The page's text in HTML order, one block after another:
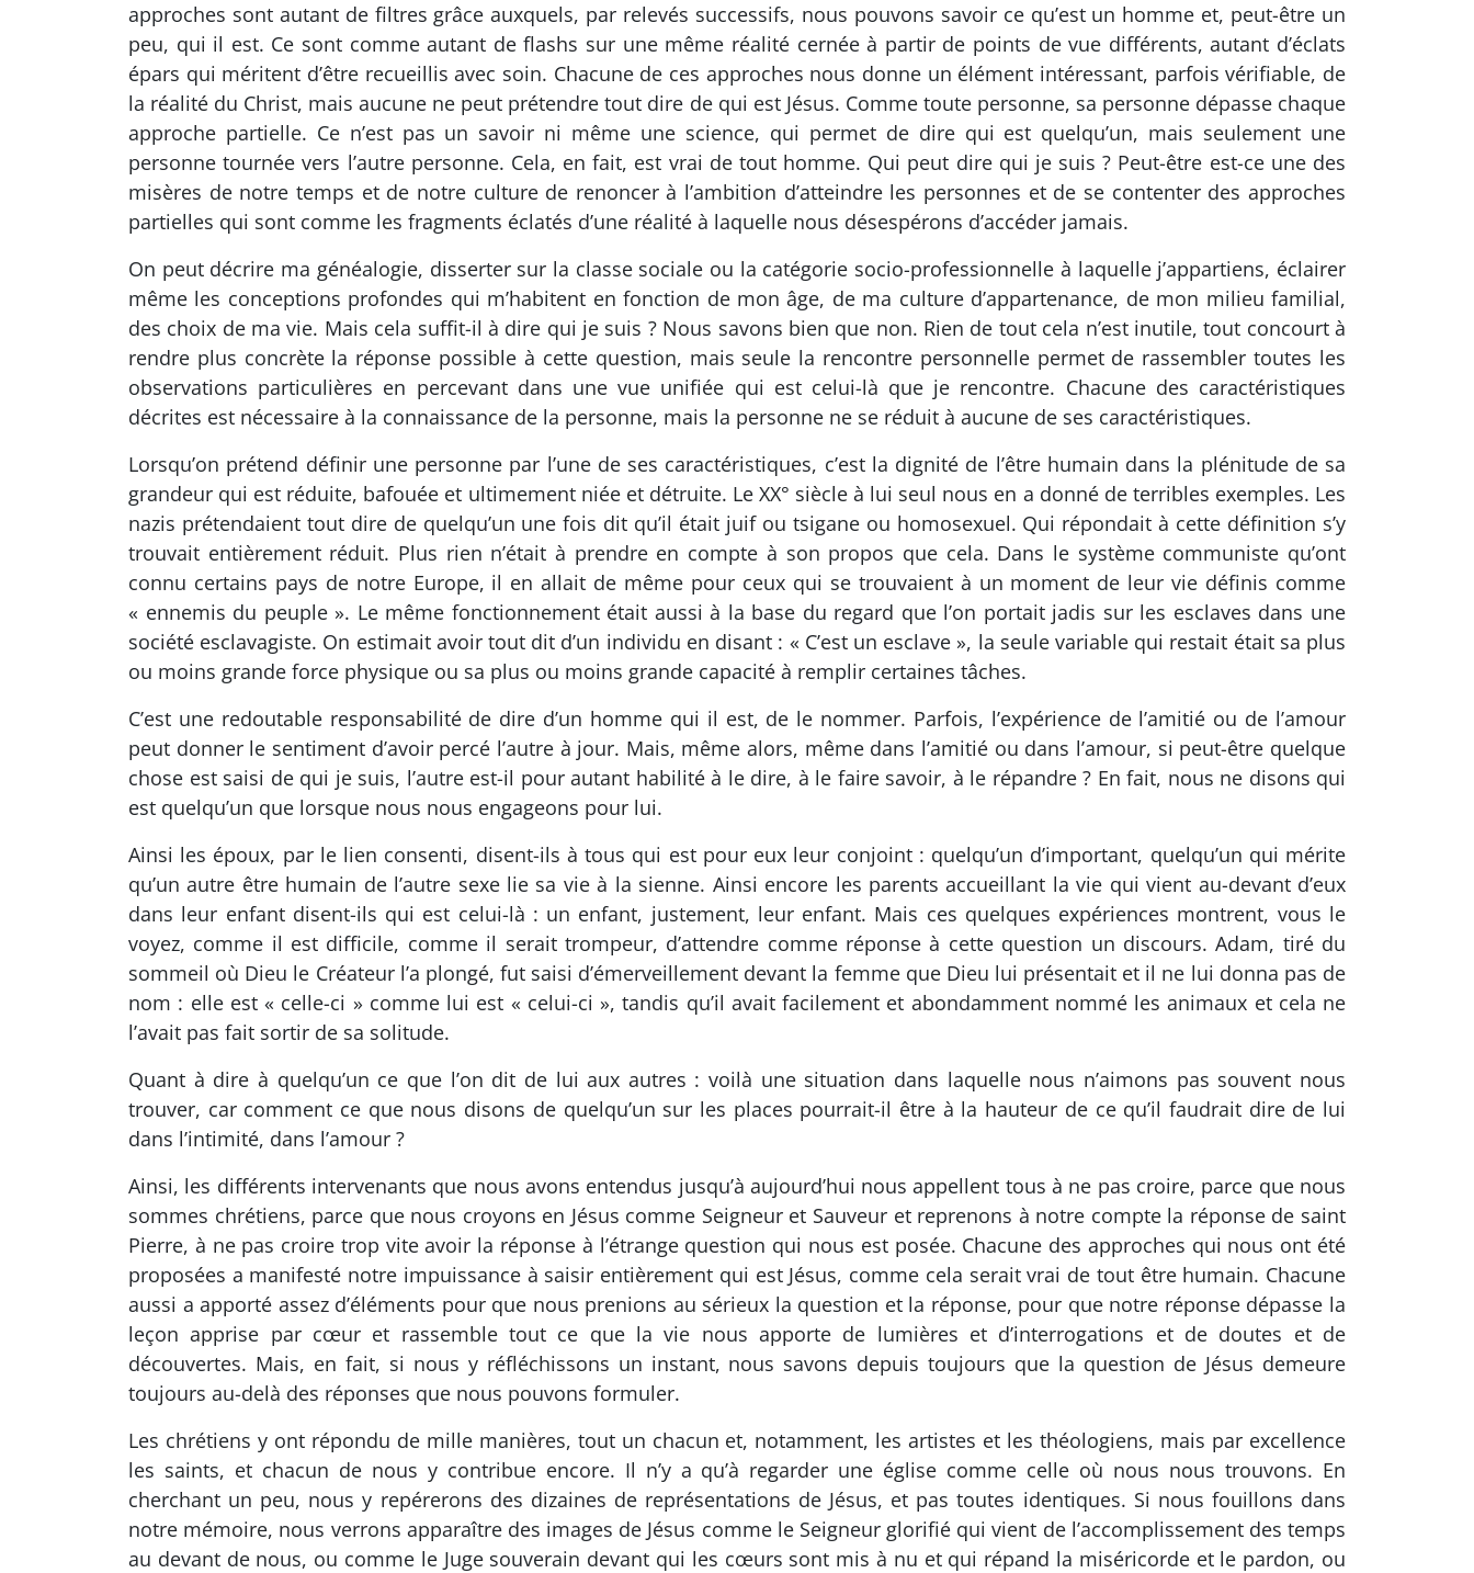
approches sont autant de filtres grâce auxquels, par relevés successifs, nous pouvons savoir ce qu’est un homme et, peut-être un
peu, qui il est. Ce sont comme autant de flashs sur une même réalité cernée à partir de points de vue différents, autant d’éclats
épars qui méritent d’être recueillis avec soin. Chacune de ces approches nous donne un élément intéressant, parfois vérifiable, de
la réalité du Christ, mais aucune ne peut prétendre tout dire de qui est Jésus. Comme toute personne, sa personne dépasse chaque
approche partielle. Ce n’est pas un savoir ni même une science, qui permet de dire qui est quelqu’un, mais seulement une
personne tournée vers l’autre personne. Cela, en fait, est vrai de tout homme. Qui peut dire qui je suis ? Peut-être est-ce une des
misères de notre temps et de notre culture de renoncer à l’ambition d’atteindre les personnes et de se contenter des approches
partielles qui sont comme les fragments éclatés d’une réalité à laquelle nous désespérons d’accéder jamais.
On peut décrire ma généalogie, disserter sur la classe sociale ou la catégorie socio-professionnelle à laquelle j’appartiens, éclairer
même les conceptions profondes qui m’habitent en fonction de mon âge, de ma culture d’appartenance, de mon milieu familial,
des choix de ma vie. Mais cela suffit-il à dire qui je suis ? Nous savons bien que non. Rien de tout cela n’est inutile, tout concourt à
rendre plus concrète la réponse possible à cette question, mais seule la rencontre personnelle permet de rassembler toutes les
observations particulières en percevant dans une vue unifiée qui est celui-là que je rencontre. Chacune des caractéristiques
décrites est nécessaire à la connaissance de la personne, mais la personne ne se réduit à aucune de ses caractéristiques.
Lorsqu’on prétend définir une personne par l’une de ses caractéristiques, c’est la dignité de l’être humain dans la plénitude de sa
grandeur qui est réduite, bafouée et ultimement niée et détruite. Le XX° siècle à lui seul nous en a donné de terribles exemples. Les
nazis prétendaient tout dire de quelqu’un une fois dit qu’il était juif ou tsigane ou homosexuel. Qui répondait à cette définition s’y
trouvait entièrement réduit. Plus rien n’était à prendre en compte à son propos que cela. Dans le système communiste qu’ont
connu certains pays de notre Europe, il en allait de même pour ceux qui se trouvaient à un moment de leur vie définis comme
« ennemis du peuple ». Le même fonctionnement était aussi à la base du regard que l’on portait jadis sur les esclaves dans une
société esclavagiste. On estimait avoir tout dit d’un individu en disant : « C’est un esclave », la seule variable qui restait était sa plus
ou moins grande force physique ou sa plus ou moins grande capacité à remplir certaines tâches.
C’est une redoutable responsabilité de dire d’un homme qui il est, de le nommer. Parfois, l’expérience de l’amitié ou de l’amour
peut donner le sentiment d’avoir percé l’autre à jour. Mais, même alors, même dans l’amitié ou dans l’amour, si peut-être quelque
chose est saisi de qui je suis, l’autre est-il pour autant habilité à le dire, à le faire savoir, à le répandre ? En fait, nous ne disons qui
est quelqu’un que lorsque nous nous engageons pour lui.
Ainsi les époux, par le lien consenti, disent-ils à tous qui est pour eux leur conjoint : quelqu’un d’important, quelqu’un qui mérite
qu’un autre être humain de l’autre sexe lie sa vie à la sienne. Ainsi encore les parents accueillant la vie qui vient au-devant d’eux
dans leur enfant disent-ils qui est celui-là : un enfant, justement, leur enfant. Mais ces quelques expériences montrent, vous le
voyez, comme il est difficile, comme il serait trompeur, d’attendre comme réponse à cette question un discours. Adam, tiré du
sommeil où Dieu le Créateur l’a plongé, fut saisi d’émerveillement devant la femme que Dieu lui présentait et il ne lui donna pas de
nom : elle est « celle-ci » comme lui est « celui-ci », tandis qu’il avait facilement et abondamment nommé les animaux et cela ne
l’avait pas fait sortir de sa solitude.
Quant à dire à quelqu’un ce que l’on dit de lui aux autres : voilà une situation dans laquelle nous n’aimons pas souvent nous
trouver, car comment ce que nous disons de quelqu’un sur les places pourrait-il être à la hauteur de ce qu’il faudrait dire de lui
dans l’intimité, dans l’amour ?
Ainsi, les différents intervenants que nous avons entendus jusqu’à aujourd’hui nous appellent tous à ne pas croire, parce que nous
sommes chrétiens, parce que nous croyons en Jésus comme Seigneur et Sauveur et reprenons à notre compte la réponse de saint
Pierre, à ne pas croire trop vite avoir la réponse à l’étrange question qui nous est posée. Chacune des approches qui nous ont été
proposées a manifesté notre impuissance à saisir entièrement qui est Jésus, comme cela serait vrai de tout être humain. Chacune
aussi a apporté assez d’éléments pour que nous prenions au sérieux la question et la réponse, pour que notre réponse dépasse la
leçon apprise par cœur et rassemble tout ce que la vie nous apporte de lumières et d’interrogations et de doutes et de
découvertes. Mais, en fait, si nous y réfléchissons un instant, nous savons depuis toujours que la question de Jésus demeure
toujours au-delà des réponses que nous pouvons formuler.
Les chrétiens y ont répondu de mille manières, tout un chacun et, notamment, les artistes et les théologiens, mais par excellence
les saints, et chacun de nous y contribue encore. Il n’y a qu’à regarder une église comme celle où nous nous trouvons. En
cherchant un peu, nous y repérerons des dizaines de représentations de Jésus, et pas toutes identiques. Si nous fouillons dans
notre mémoire, nous verrons apparaître des images de Jésus comme le Seigneur glorifié qui vient de l’accomplissement des temps
au devant de nous, ou comme le Juge souverain devant qui les cœurs sont mis à nu et qui répand la miséricorde et le pardon, ou